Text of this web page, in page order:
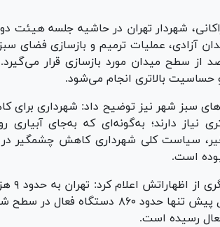
شهردار تهران در حاشیه جلسه هیئت
آزادی، عملیات ترمیم و بازسازی فضای
میان ۳۰ تا ۷۰ درصد از سطح میدان مورد بازسازی
و حساسیت بالاتری انجام می‌شود.
سبز شهر نیز توضیح داد: شهرداری برای
نیاز دارند؛ به‌گونه‌ای که به‌جای آبیاری
سیاست کلی شهرداری کاهش چشمگیر در
است.
حالی است که در چهار سال پیش تنها حدود